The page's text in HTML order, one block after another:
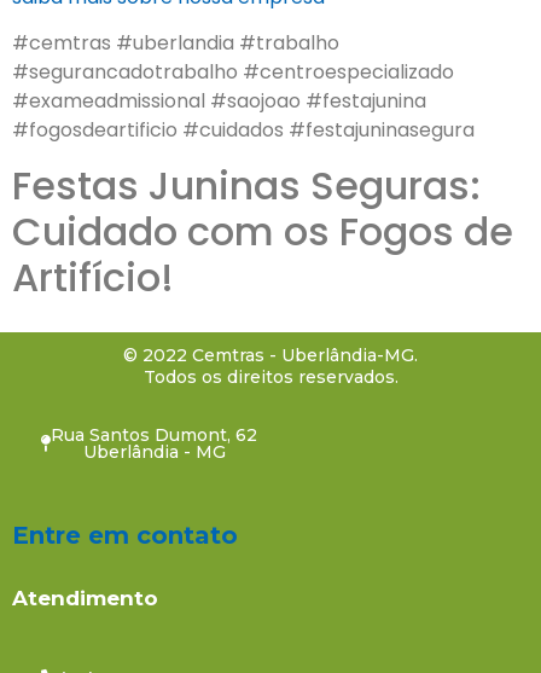
#cemtras #uberlandia #trabalho
#segurancadotrabalho #centroespecializado
#exameadmissional #saojoao #festajunina
#fogosdeartificio #cuidados #festajuninasegura
Festas Juninas Seguras:
Cuidado com os Fogos de
Artifício!
© 2022 Cemtras - Uberlândia-MG.
Todos os direitos reservados.
Rua Santos Dumont, 62
Uberlândia - MG
Entre em contato
Atendimento